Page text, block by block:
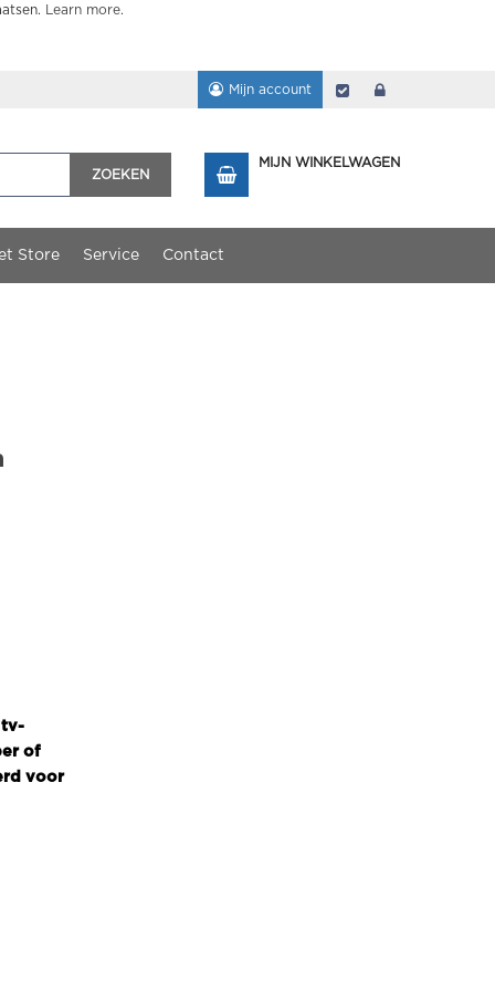
Learn more.
Mijn account Afrekenen
ZOEKEN
MIJN WINKELWAGEN
Store Service Contact
tv-
of
voor